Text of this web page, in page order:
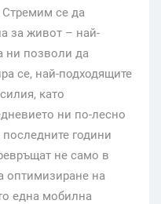
Стремим се да
за живот – най-
ни позволи да
се, най-подходящите
като
ни по-лесно
години
не само в
оптимизиране на
една мобилна